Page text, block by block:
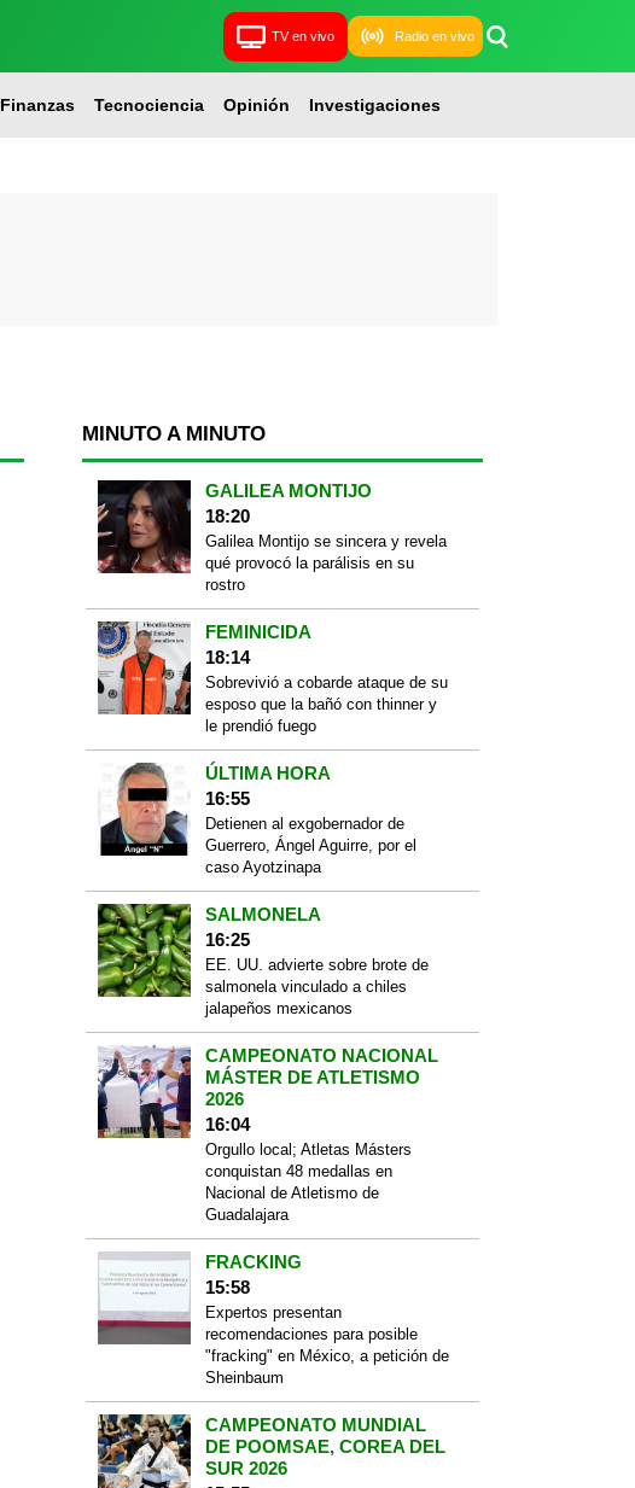
TV en vivo Radio en vivo
Finanzas Tecnociencia Opinión Investigaciones
MINUTO A MINUTO
GALILEA MONTIJO
18:20
Galilea Montijo se sincera y revela
qué provocó la parálisis en su
rostro
FEMINICIDA
18:14
Sobrevivió a cobarde ataque de su
esposo que la bañó con thinner y
le prendió fuego
ÚLTIMA HORA
16:55
Detienen al exgobernador de
Guerrero, Ángel Aguirre, por el
caso Ayotzinapa
SALMONELA
16:25
EE. UU. advierte sobre brote de
salmonela vinculado a chiles
jalapeños mexicanos
CAMPEONATO NACIONAL
MÁSTER DE ATLETISMO
2026
16:04
Orgullo local; Atletas Másters
conquistan 48 medallas en
Nacional de Atletismo de
Guadalajara
FRACKING
15:58
Expertos presentan
recomendaciones para posible
"fracking" en México, a petición de
Sheinbaum
CAMPEONATO MUNDIAL
DE POOMSAE, COREA DEL
SUR 2026